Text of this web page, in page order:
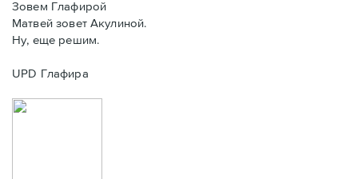
Зовем Глафирой
Матвей зовет Акулиной.
Ну, еще решим.
UPD Глафира